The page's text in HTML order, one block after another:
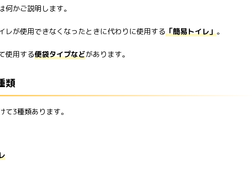
かご説明します。
レが使用できなくなったときに代わりに使用する「簡易トイレ」。
使用する便袋タイプなどがあります。
類
て3種類あります。